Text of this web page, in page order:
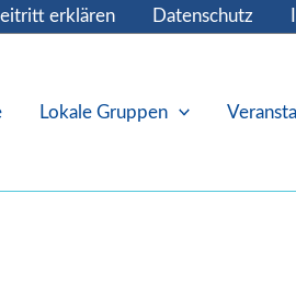
erklären Datenschutz
Lokale Gruppen